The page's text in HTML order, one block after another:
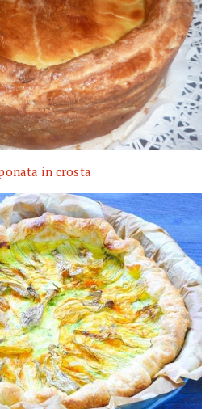
in crosta